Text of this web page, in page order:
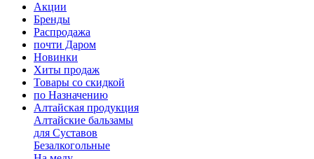
Акции
Бренды
Распродажа
почти Даром
Новинки
Хиты продаж
Товары со скидкой
по Назначению
Алтайская продукция
Алтайские бальзамы
для Суставов
Безалкогольные